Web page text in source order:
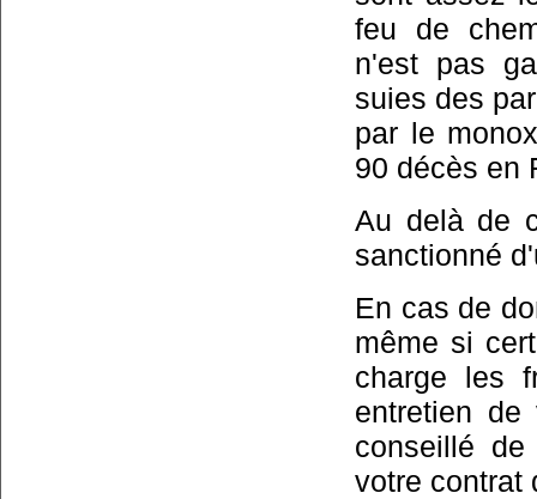
feu de
n'est pas
suies des
par le
90 décès en
Au delà de
sanctionné
En cas de
même si
charge les
entretien
conseillé
votre contrat